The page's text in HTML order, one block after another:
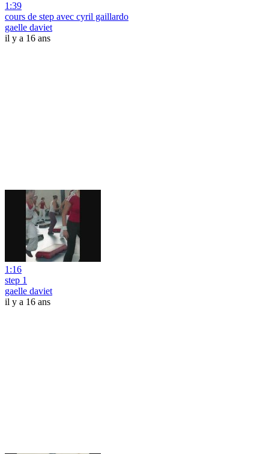
1:39
cours de step avec cyril gaillardo
gaelle daviet
il y a 16 ans
1:16
step 1
gaelle daviet
il y a 16 ans